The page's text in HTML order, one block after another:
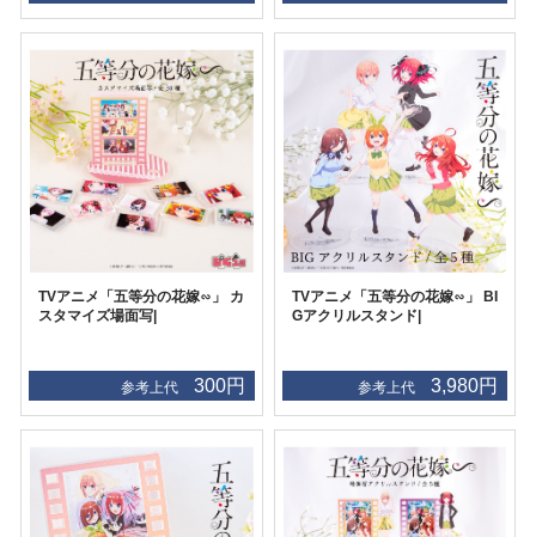
TVアニメ「五等分の花嫁∽」 カ
スタマイズ場面写|
参考上代 300円
TVアニメ「五等分の花嫁∽」 BI
Gアクリルスタンド|
参考上代 3,980円